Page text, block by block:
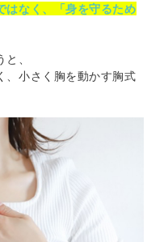
はなく、「身を守るため
、
、小さく胸を動かす胸式